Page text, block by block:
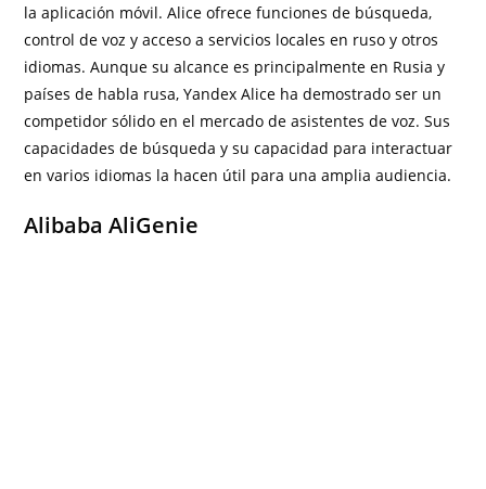
la aplicación móvil. Alice ofrece funciones de búsqueda,
control de voz y acceso a servicios locales en ruso y otros
idiomas. Aunque su alcance es principalmente en Rusia y
países de habla rusa, Yandex Alice ha demostrado ser un
competidor sólido en el mercado de asistentes de voz. Sus
capacidades de búsqueda y su capacidad para interactuar
en varios idiomas la hacen útil para una amplia audiencia.
Alibaba AliGenie